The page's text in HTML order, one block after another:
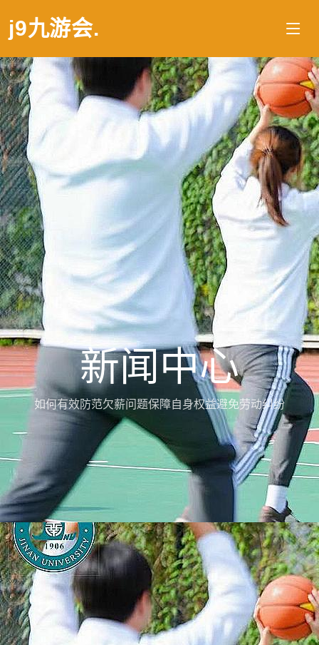
j9九游会.
新闻中心
如何有效防范欠薪问题保障自身权益避免劳动纠纷